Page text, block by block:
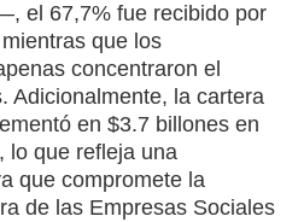
el 67,7% fue recibido por
que los
concentraron el
Adicionalmente, la cartera
en $3.7 billones en
lo que refleja una
que compromete la
de las Empresas Sociales